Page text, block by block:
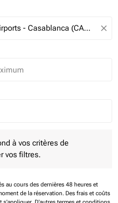
close
trip Selected
à vos critères de
vos filtres.
au cours des dernières 48 heures et
de la réservation. Des frais et coûts